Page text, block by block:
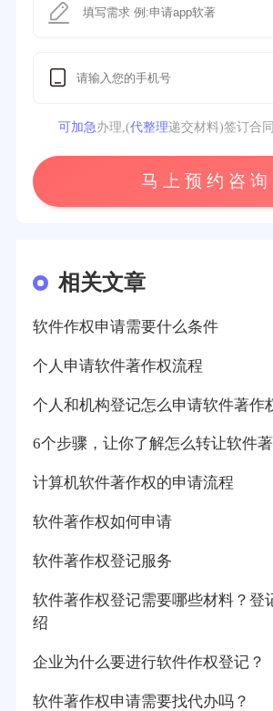
可加急办理,(代整理递交材料)签订合
马 上 预 约 咨 询
相关文章
软件作权申请需要什么条件
个人申请软件著作权流程
个人和机构登记怎么申请软件著作
6个步骤，让你了解怎么转让软件著
计算机软件著作权的申请流程
软件著作权如何申请
软件著作权登记服务
软件著作权登记需要哪些材料？登
绍
企业为什么要进行软件作权登记？
软件著作权申请需要找代办吗？